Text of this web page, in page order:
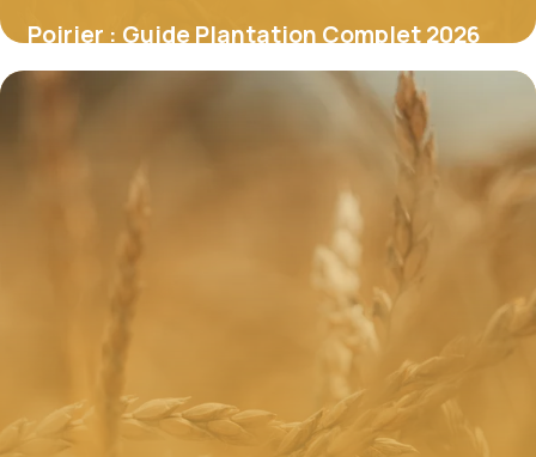
Poirier : Guide Plantation Complet 2026
18 juin 2026